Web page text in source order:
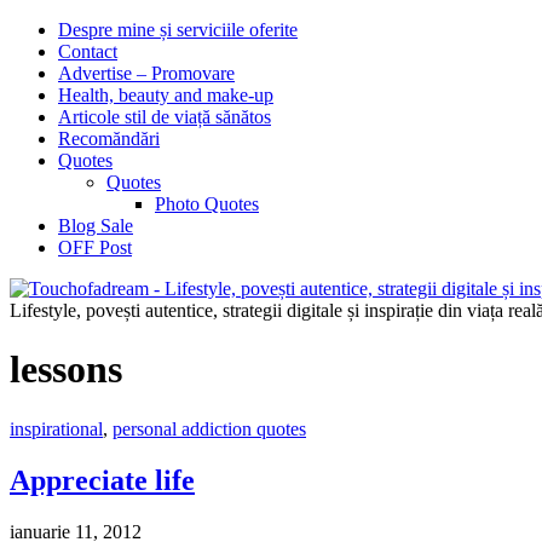
Despre mine și serviciile oferite
Contact
Advertise – Promovare
Health, beauty and make-up
Articole stil de viață sănătos
Recomăndări
Quotes
Quotes
Photo Quotes
Blog Sale
OFF Post
Lifestyle, povești autentice, strategii digitale și inspirație din viața
lessons
inspirational, personal addiction quotes
Appreciate life
ianuarie 11, 2012